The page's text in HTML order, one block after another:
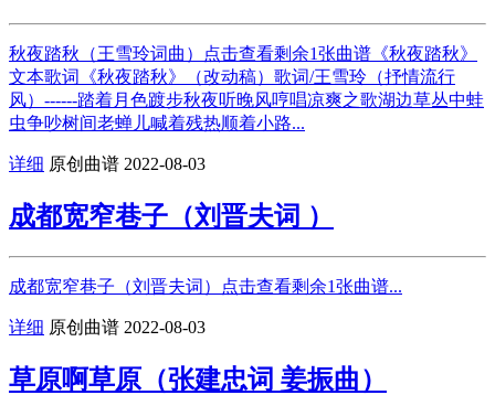
秋夜踏秋（王雪玲词曲）点击查看剩余1张曲谱《秋夜踏秋》
文本歌词《秋夜踏秋》（改动稿）歌词/王雪玲（抒情流行
风）------踏着月色踱步秋夜听晚风哼唱凉爽之歌湖边草丛中蛙
虫争吵树间老蝉儿喊着残热顺着小路...
详细 原创曲谱 2022-08-03
成都宽窄巷子（刘晋夫词 ）
成都宽窄巷子（刘晋夫词）点击查看剩余1张曲谱...
详细 原创曲谱 2022-08-03
草原啊草原（张建忠词 姜振曲）